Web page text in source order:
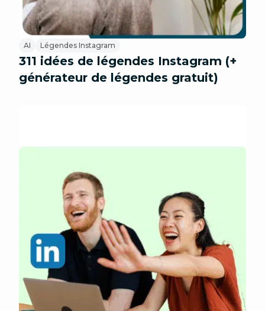
AI Légendes Instagram
311 idées de légendes Instagram (+
générateur de légendes gratuit)